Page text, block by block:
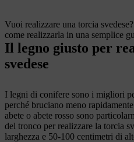
Vuoi realizzare una torcia
come realizzarla in una semplice
Il legno giusto per
svedese
I legni di conifere sono i migliori
perché bruciano meno
abete o abete rosso sono
del tronco per realizzare la torcia
larghezza e 50-100 centimetri di